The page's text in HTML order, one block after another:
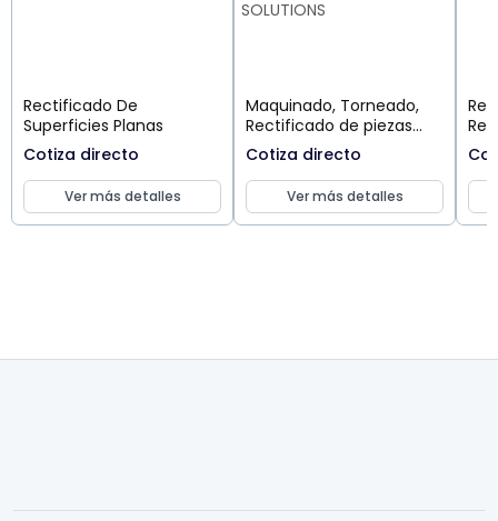
Rectificado De
Superficies Planas
Cotiza directo
Ver más detalles
Maquinado, Torneado,
Rectificado de piezas
CNC - Alta, media y baja
producción
Cotiza directo
Ver más detalles